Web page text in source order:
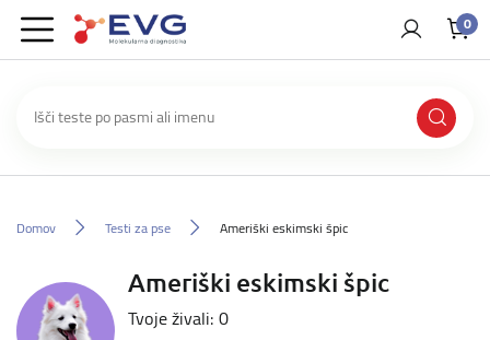
0
Domov Testi za pse Ameriški eskimski špic
Ameriški eskimski špic
Tvoje živali: 0